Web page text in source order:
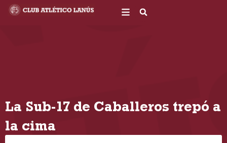
La Sub-17 de Caballeros trepó a
la cima